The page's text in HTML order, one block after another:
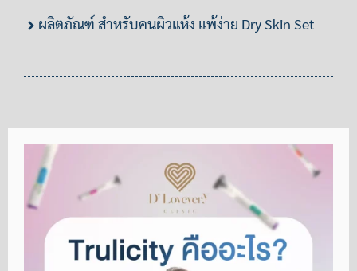
ผลิตภัณฑ์ สำหรับคนผิวแห้ง แพ้ง่าย Dry Skin Set